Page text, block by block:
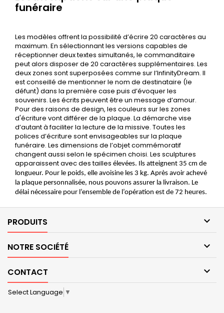
funéraire
Les modèles offrent la possibilité d’écrire 20 caractères au
maximum. En sélectionnant les versions capables de
réceptionner deux textes simultanés, le commanditaire
peut alors disposer de 20 caractères supplémentaires. Les
deux zones sont superposées comme sur l’InfinityDream. Il
est conseillé de mentionner le nom de destinataire (le
défunt) dans la première case puis d’évoquer les
souvenirs. Les écrits peuvent être un message d’amour.
Pour des raisons de design, les couleurs sur les zones
d'écriture vont différer de la plaque. La démarche vise
d’autant à faciliter la lecture de la missive. Toutes les
polices d’écriture sont envisageables sur la plaque
funéraire. Les dimensions de l’objet commémoratif
changent aussi selon le spécimen choisi. Les sculptures
apparaissent avec des tailles élevées. Ils atteignent 35 cm de
longueur. Pour le poids, elle avoisine les 3 kg. Après avoir achevé
la plaque personnalisée, nous pouvons assurer la livraison. Le
délai nécessaire pour l’ensemble de l’opération est de 72 heures.
PRODUITS 
NOTRE SOCIÉTÉ 
CONTACT 
Select Language ▼